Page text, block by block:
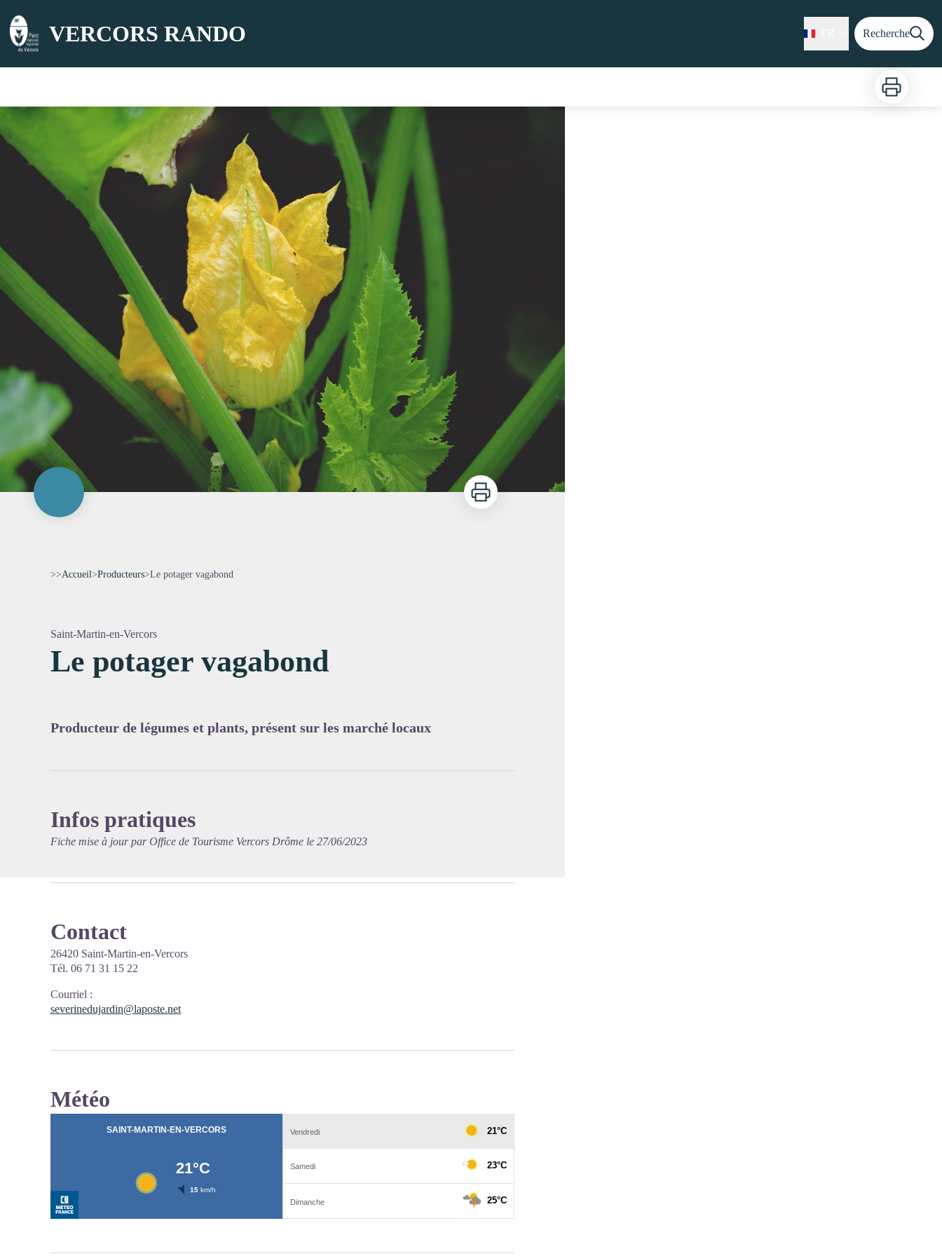
VERCORS RANDO Recherche
Imprimer
Imprimer
>>Accueil>Producteurs>Le potager vagabond
Saint-Martin-en-Vercors
Le potager vagabond
Producteur de légumes et plants, présent sur les marché locaux
Infos pratiques
Fiche mise à jour par Office de Tourisme Vercors Drôme le 27/06/2023
Contact
26420 Saint-Martin-en-Vercors
Tél. 06 71 31 15 22
Courriel :
severinedujardin@laposte.net
Météo